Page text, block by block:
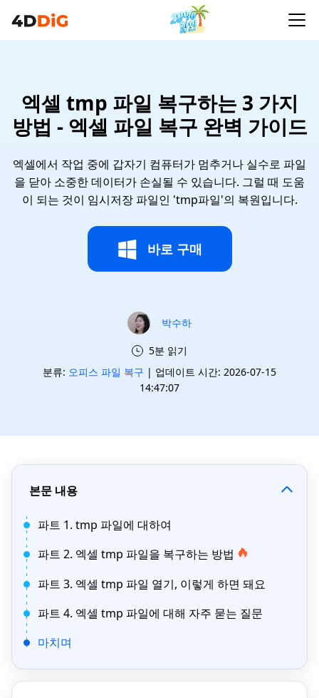
엑셀 tmp 파일 복구하는 3 가지
방법 - 엑셀 파일 복구 완벽 가이드
엑셀에서 작업 중에 갑자기 컴퓨터가 멈추거나 실수로 파일
을 닫아 소중한 데이터가 손실될 수 있습니다. 그럴 때 도움
이 되는 것이 임시저장 파일인 'tmp파일'의 복원입니다.
바로 구매
박수하
5분 읽기
분류: 오피스 파일 복구 | 업데이트 시간: 2026-07-15
14:47:07
본문 내용
파트 1. tmp 파일에 대하여
파트 2. 엑셀 tmp 파일을 복구하는 방법
파트 3. 엑셀 tmp 파일 열기, 이렇게 하면 돼요
파트 4. 엑셀 tmp 파일에 대해 자주 묻는 질문
마치며